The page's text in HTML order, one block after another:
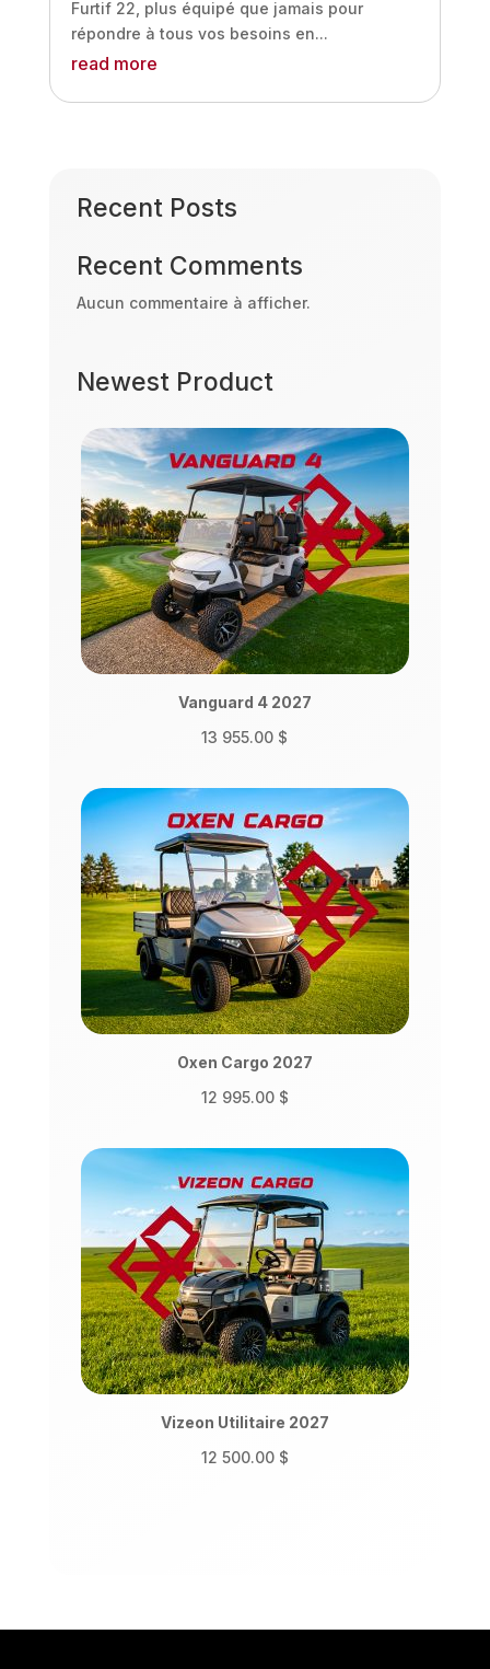
Furtif 22, plus équipé que jamais pour
répondre à tous vos besoins en...
read more
Recent Posts
Recent Comments
Aucun commentaire à afficher.
Newest Product
Vanguard 4 2027
13 955.00 $
Oxen Cargo 2027
12 995.00 $
Vizeon Utilitaire 2027
12 500.00 $